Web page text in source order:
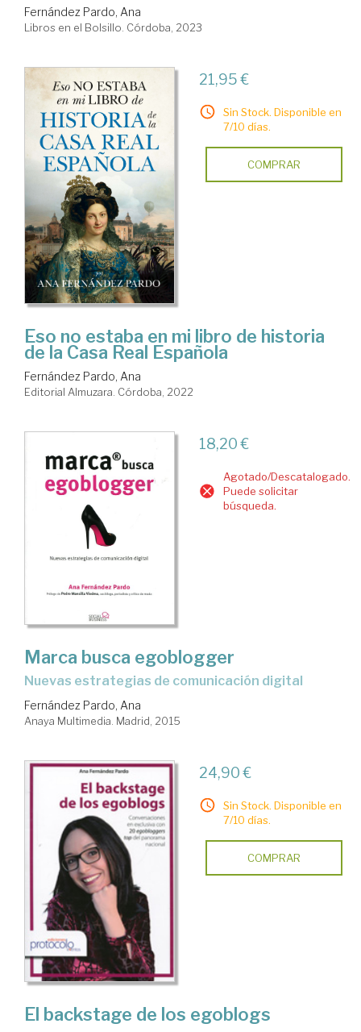
Fernández Pardo, Ana
Libros en el Bolsillo. Córdoba, 2023
21,95 €
Sin Stock. Disponible en
7/10 días.
COMPRAR
Eso no estaba en mi libro de historia
de la Casa Real Española
Fernández Pardo, Ana
Editorial Almuzara. Córdoba, 2022
18,20 €
Agotado/Descatalogado.
Puede solicitar
búsqueda.
Marca busca egoblogger
nuevas estrategias de comunicación digital
Fernández Pardo, Ana
Anaya Multimedia. Madrid, 2015
24,90 €
Sin Stock. Disponible en
7/10 días.
COMPRAR
El backstage de los egoblogs